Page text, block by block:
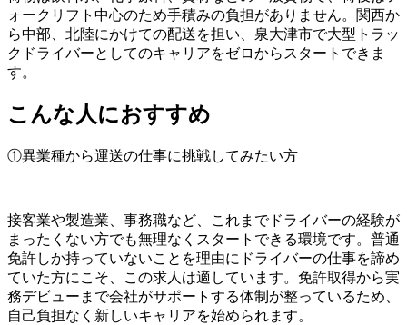
ォークリフト中心のため手積みの負担がありません。関西か
ら中部、北陸にかけての配送を担い、泉大津市で大型トラッ
クドライバーとしてのキャリアをゼロからスタートできま
す。
こんな人におすすめ
①異業種から運送の仕事に挑戦してみたい方
接客業や製造業、事務職など、これまでドライバーの経験が
まったくない方でも無理なくスタートできる環境です。普通
免許しか持っていないことを理由にドライバーの仕事を諦め
ていた方にこそ、この求人は適しています。免許取得から実
務デビューまで会社がサポートする体制が整っているため、
自己負担なく新しいキャリアを始められます。